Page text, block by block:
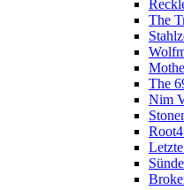
The
The
Nim